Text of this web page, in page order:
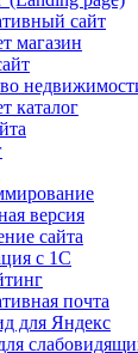
сайт
магазин
каталог
версия
сайта
с 1С
почта
для Яндекс